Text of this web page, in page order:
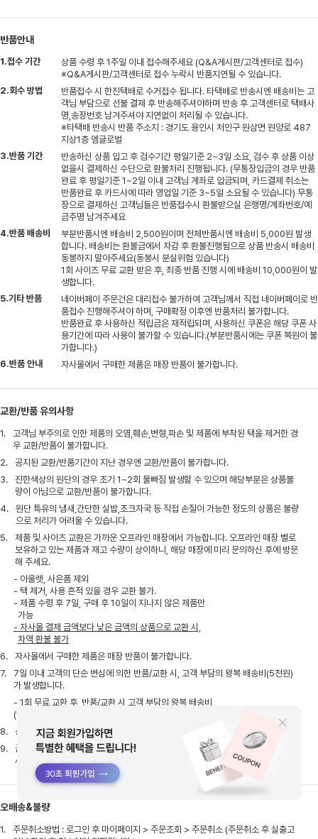
반품안내
1.접수 기간
상품 수령 후 1주일 이내 접수해주세요 (Q&A게시판/고객센터로 접수)
※Q&A게시판/고객센터로 접수 누락시 반품지연될 수 있습니다.
2.회수 방법
반품접수 시 한진택배로 수거접수 됩니다. 타택배로 반송시엔 배송비는 고
객님 부담으로 선불 결제 후 반송해주셔야하며 반송 후 고객센터로 택배사
명,송장번호 남겨주셔야 지연없이 처리될 수 있습니다.
※타택배 반송시 반품 주소지 : 경기도 용인시 처인구 원삼면 원양로 487
지상1층 엠글로벌
3.반품 기간
반송하신 상품 입고 후 검수기간 평일기준 2~3일 소요, 검수 후 상품 이상
없을시 결제하신 수단으로 환불처리 진행됩니다. (무통장입금의 경우 반품
완료 후 평일기준 1~2일 이내 고객님 계좌로 입금되며, 카드결제 취소는
반품완료 후 카드사에 따라 영업일 기준 3~5일 소요될 수 있습니다) 무통
장으로 결제하신 고객님들은 반품접수시 환불받으실 은행명/계좌번호/예
금주명 남겨주세요
4.반품 배송비
부분반품시엔 배송비 2,500원이며 전체반품시엔 배송비 5,000원 발생
합니다. 배송비는 환불금에서 차감 후 환불진행됨으로 상품 반송시 배송비
동봉하지 말아주세요(동봉시 분실위험 있습니다)
1회 사이즈 무료 교환 받은 후, 최종 반품 진행 시에 배송비 10,000원이 발
생합니다.
5.기타 반품
네이버페이 주문건은 대리접수 불가하여 고객님께서 직접 네이버페이로 반
품접수 진행해주셔야 하며, 구매확정 이후엔 반품처리 불가합니다.
반품완료 후 사용하신 적립금은 재적립되며, 사용하신 쿠폰은 해당 쿠폰 사
용기간에 따라 사용이 불가할 수 있습니다.(부분반품시에는 쿠폰 복원이 불
가합니다.)
6.반품 안내
자사몰에서 구매한 제품은 매장 반품이 불가합니다.
교환/반품 유의사항
1.
고객님 부주의로 인한 제품의 오염,훼손,변형,파손 및 제품에 부착된 택을 제거한 경
우 교환/반품이 불가합니다.
2.
공지된 교환/반품기간이 지난 경우엔 교환/반품이 불가합니다.
3.
진한색상의 원단의 경우 초기 1~2회 물빠짐 발생할 수 있으며 해당부분은 상품불
량이 아님으로 교환/반품이 불가합니다.
4.
원단 특유의 냄새,간단한 실밥,초크자국 등 직접 손질이 가능한 정도의 상품은 불량
으로 처리가 어려울 수 있습니다.
5.
제품 및 사이즈 교환은 가까운 오프라인 매장에서 가능합니다. 오프라인 매장 별로
보유하고 있는 제품과 재고 수량이 상이하니, 해당 매장에 미리 문의하신 후에 방문
해 주세요.
- 아울렛, 사은품 제외
- 택 제거, 사용 흔적 있을 경우 교환 불가.
- 제품 수령 후 7일, 구매 후 10일이 지나지 않은 제품만
가능
- 자사몰 결제 금액보다 낮은 금액의 상품으로 교환 시,
차액 환불 불가
6.
자사몰에서 구매한 제품은 매장 반품이 불가합니다.
7.
7일 이내 고객의 단순 변심에 의한 반품/교환 시, 고객 부담의 왕복 배송비(5천원)
가 발생합니다.
- 1회 무료 교환 후, 반품/교환 시 고객 부담의 왕복 배송비
(1만원)가 발생합니다.
8.
상품 하자일 경우, 당사가 A/S 비용을 부담하며 품질 보증 기간은 1년 입니다.
9.
금액대 별 사은품을 받으신게 있다면, 반품 시 남아 있는 금액 확인 후 함께 보내주
셔야 처리 가능합니다.
오배송&불량
1.
주문취소방법 : 로그인 후 마이페이지 > 주문조회 > 주문취소 (주문취소 후 실출고